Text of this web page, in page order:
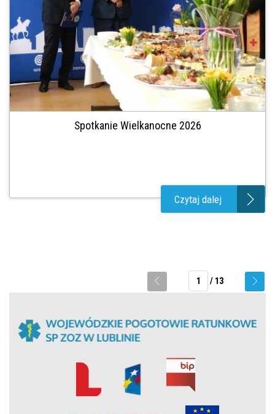
Spotkanie Wielkanocne 2026
Czytaj dalej
1 / 13